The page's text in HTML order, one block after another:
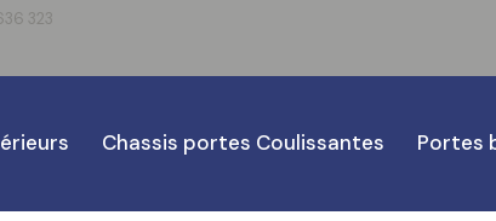
323
Chassis portes Coulissantes Portes